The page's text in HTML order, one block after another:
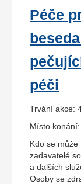
Péče
péči
Trvání akce:
Místo
Kdo se může
zadavatelé
a dalších
Osoby se